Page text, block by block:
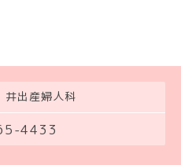
出産婦人科
4433